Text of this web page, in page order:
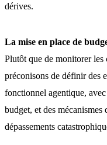
dérives.
La mise en place de
Plutôt que de monitorer
préconisons de définir des
fonctionnel agentique,
budget, et des
dépassements